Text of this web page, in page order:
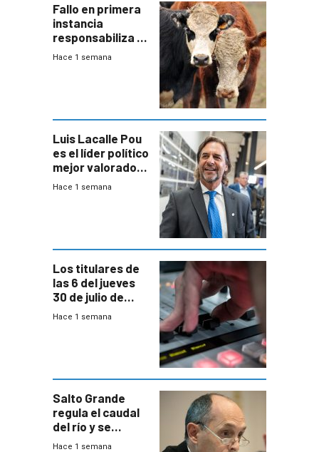
Fallo en primera
instancia
responsabiliza al
Estado por falta
Hace 1 semana
Luis Lacalle Pou
es el líder político
mejor valorado
del país, según
Hace 1 semana
Los titulares de
las 6 del jueves
30 de julio de
2026
Hace 1 semana
Salto Grande
regula el caudal
del río y se
prepara para un
Hace 1 semana